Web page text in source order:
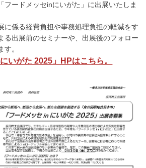
フードメッセinにいがた」に出展いたしま
係る経費負担や事務処理負担の軽減をす
る出展前のセミナーや、出展後のフォロー
。
いがた 2025」HPはこちら。